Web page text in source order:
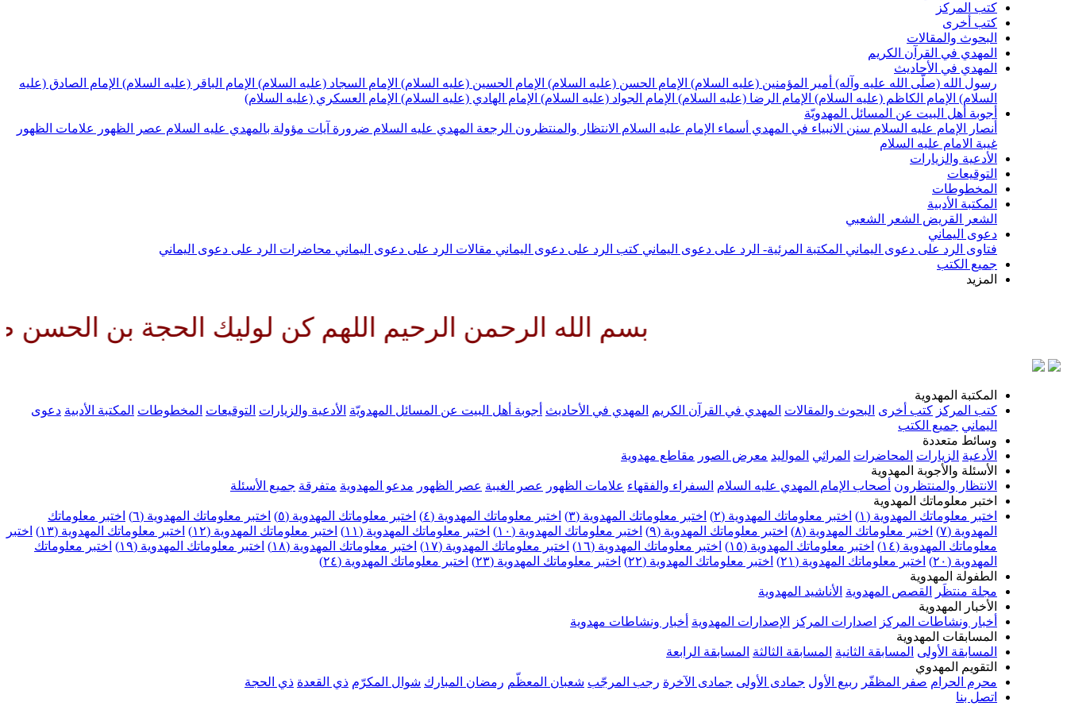
كتب المركز
كتب أخرى
البحوث والمقالات
المهدي في القرآن الكريم
المهدي في الأحاديث
رسول الله (صلّى الله عليه وآله) أمير المؤمنين (عليه السلام) الإمام الحسن (عليه السلام) الإمام الحسين (عليه السلام) الإمام السجاد (عليه السلام) الإمام الباقر (عليه السلام) الإمام الصادق (عليه
السلام) الإمام الكاظم (عليه السلام) الإمام الرضا (عليه السلام) الإمام الجواد (عليه السلام) الإمام الهادي (عليه السلام) الإمام العسكري (عليه السلام)
أجوبة أهل البيت عن المسائل المهدويّة
أنصار الإمام عليه السلام سنن الانبياء في المهدي أسماء الإمام عليه السلام الانتظار والمنتظرون الرجعة المهدي عليه السلام ضرورة آيات مؤولة بالمهدي عليه السلام عصر الظهور
علامات الظهور
غيبة الامام عليه السلام
الأدعية والزيارات
التوقيعات
المخطوطات
المكتبة الأدبية
الشعر القريض الشعر الشعبي
دعوى اليماني
فتاوى الرد على دعوى اليماني المكتبة المرئية- الرد على دعوى اليماني كتب الرد على دعوى اليماني مقالات الرد على دعوى اليماني محاضرات الرد على دعوى اليماني
جميع الكتب
المزيد
بسم الله الرحمن الرحيم اللهم كن لوليك الحجة بن الحسن صلواتك
المكتبة المهدوية
كتب المركز كتب أخرى البحوث والمقالات المهدي في القرآن الكريم المهدي في الأحاديث أجوبة أهل البيت عن المسائل المهدويّة الأدعية والزيارات التوقيعات المخطوطات المكتبة الأدبية دعوى
اليماني جميع الكتب
وسائط متعددة
الأدعية الزيارات المحاضرات المراثي المواليد معرض الصور مقاطع مهدوية
الأسئلة والأجوبة المهدوية
الانتظار والمنتظرون أصحاب الإمام المهدي عليه السلام السفراء والفقهاء علامات الظهور عصر الغيبة عصر الظهور مدعو المهدوية متفرقة جميع الأسئلة
اختبر معلوماتك المهدوية
اختبر معلوماتك المهدوية (١)
اختبر معلوماتك المهدوية (٢) اختبر معلوماتك المهدوية (٣) اختبر معلوماتك المهدوية (٤) اختبر معلوماتك المهدوية (٥) اختبر معلوماتك المهدوية (٦)
اختبر معلوماتك
المهدوية (٧)
اختبر معلوماتك المهدوية (٨) اختبر معلوماتك المهدوية (٩) اختبر معلوماتك المهدوية (١٠) اختبر معلوماتك المهدوية (١١) اختبر معلوماتك المهدوية (١٢) اختبر معلوماتك المهدوية (١٣)
اختبر
معلوماتك المهدوية (١٤)
اختبر معلوماتك المهدوية (١٥) اختبر معلوماتك المهدوية (١٦) اختبر معلوماتك المهدوية (١٧) اختبر معلوماتك المهدوية (١٨) اختبر معلوماتك المهدوية (١٩)
اختبر معلوماتك
المهدوية (٢٠)
اختبر معلوماتك المهدوية (٢١) اختبر معلوماتك المهدوية (٢٢) اختبر معلوماتك المهدوية (٢٣)
اختبر معلوماتك المهدوية (٢٤)
الطفولة المهدوية
مجلة منتظَر
القصص المهدوية الأناشيد المهدوية
الأخبار المهدوية
أخبار ونشاطات المركز
اصدارات المركز الإصدارات المهدوية أخبار ونشاطات مهدوية
المسابقات المهدوية
المسابقة الأولى المسابقة الثانية المسابقة الثالثة المسابقة الرابعة
التقويم المهدوي
محرم الحرام صفر المظفّر ربيع الأول جمادى الأولى جمادى الآخرة رجب المرجّب شعبان المعظّم رمضان المبارك شوال المكرّم ذي القعدة ذي الحجة
اتصل بنا